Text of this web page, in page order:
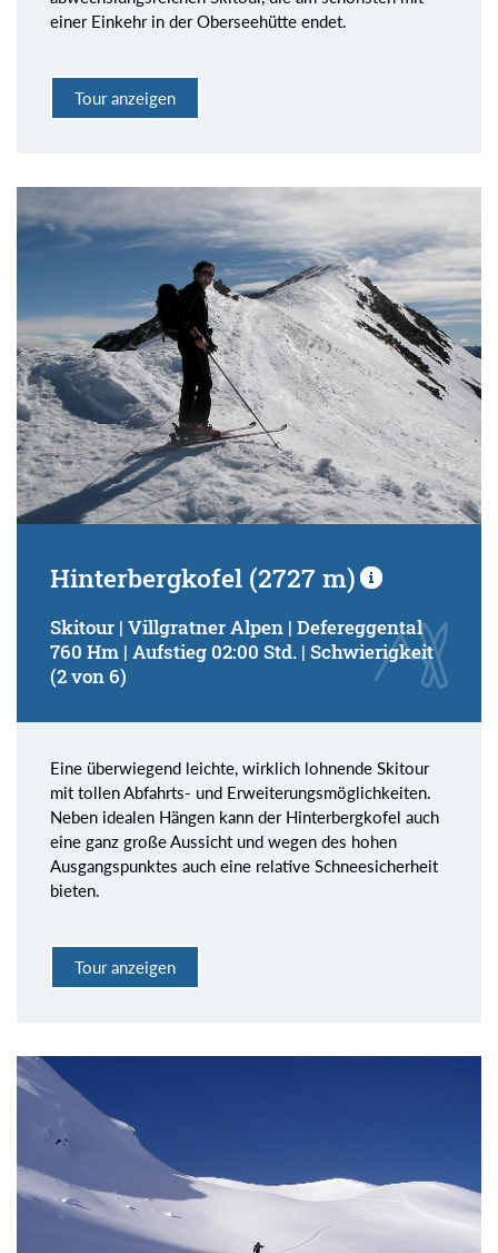
einer Einkehr in der Oberseehütte endet.
Tour anzeigen
Hinterbergkofel (2727 m)
Skitour | Villgratner Alpen | Defereggental
760 Hm | Aufstieg 02:00 Std. | Schwierigkeit
(2 von 6)
Eine überwiegend leichte, wirklich lohnende Skitour
mit tollen Abfahrts- und Erweiterungsmöglichkeiten.
Neben idealen Hängen kann der Hinterbergkofel auch
eine ganz große Aussicht und wegen des hohen
Ausgangspunktes auch eine relative Schneesicherheit
bieten.
Tour anzeigen